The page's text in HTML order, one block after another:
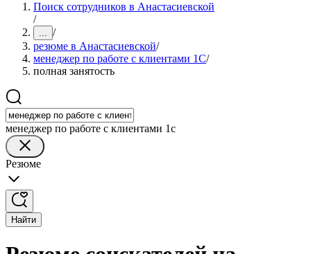
Поиск сотрудников в Анастасиевской
/
... /
резюме в Анастасиевской/
менеджер по работе с клиентами 1С/
полная занятость
менеджер по работе с клиентами 1с
Резюме
Найти